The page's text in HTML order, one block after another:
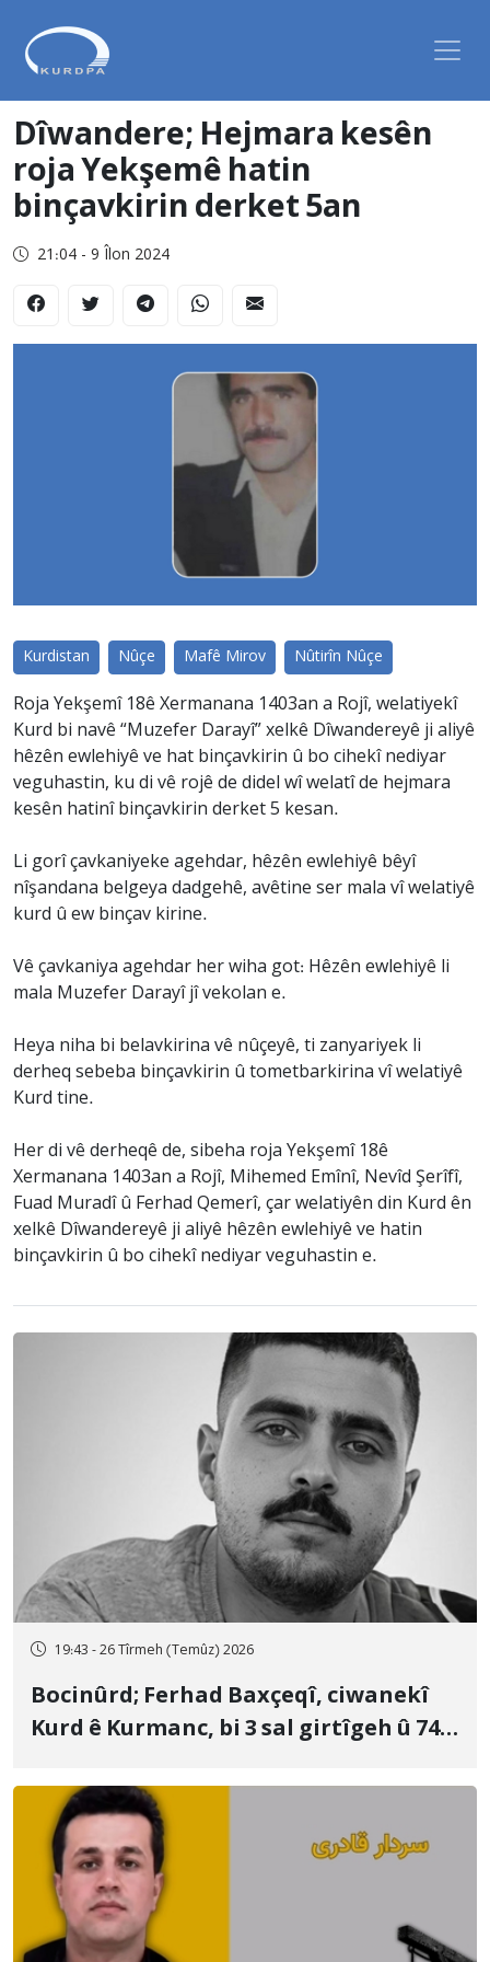
Dîwandere; Hejmara kesên
roja Yekşemê hatin
binçavkirin derket 5an
21:04 - 9 Îlon 2024
Kurdistan Nûçe Mafê Mirov Nûtirîn Nûçe
Roja Yekşemî 18ê Xermanana 1403an a Rojî, welatiyekî
Kurd bi navê “Muzefer Darayî” xelkê Dîwandereyê ji aliyê
hêzên ewlehiyê ve hat binçavkirin û bo cihekî nediyar
veguhastin, ku di vê rojê de didel wî welatî de hejmara
kesên hatinî binçavkirin derket 5 kesan.
Li gorî çavkaniyeke agehdar, hêzên ewlehiyê bêyî
nîşandana belgeya dadgehê, avêtine ser mala vî welatiyê
kurd û ew binçav kirine.
Vê çavkaniya agehdar her wiha got: Hêzên ewlehiyê li
mala Muzefer Darayî jî vekolan e.
Heya niha bi belavkirina vê nûçeyê, ti zanyariyek li
derheq sebeba binçavkirin û tometbarkirina vî welatiyê
Kurd tine.
Her di vê derheqê de, sibeha roja Yekşemî 18ê
Xermanana 1403an a Rojî, Mihemed Emînî, Nevîd Şerîfî,
Fuad Muradî û Ferhad Qemerî, çar welatiyên din Kurd ên
xelkê Dîwandereyê ji aliyê hêzên ewlehiyê ve hatin
binçavkirin û bo cihekî nediyar veguhastin e.
19:43 - 26 Tîrmeh (Temûz) 2026
Bocinûrd; Ferhad Baxçeqî, ciwanekî
Kurd ê Kurmanc, bi 3 sal girtîgeh û 74